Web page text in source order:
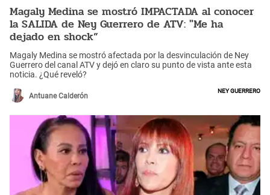
Magaly Medina se mostró IMPACTADA al conocer
la SALIDA de Ney Guerrero de ATV: "Me ha
dejado en shock”
Magaly Medina se mostró afectada por la desvinculación de Ney
Guerrero del canal ATV y dejó en claro su punto de vista ante esta
noticia. ¿Qué reveló?
Antuane Calderón
Ney Guerrero